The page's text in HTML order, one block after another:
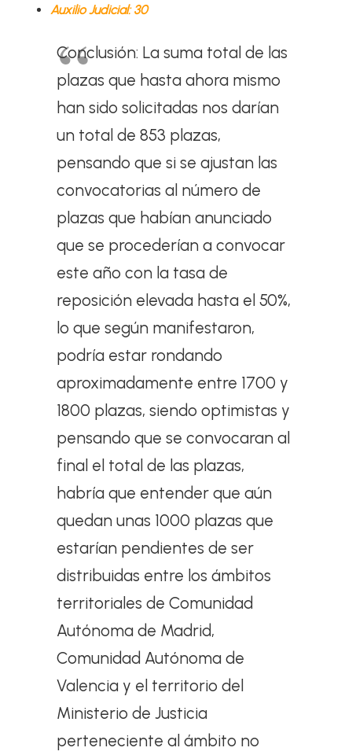
Auxilio Judicial: 30
Conclusión: La suma total de las
plazas que hasta ahora mismo
han sido solicitadas nos darían
un total de 853 plazas,
pensando que si se ajustan las
convocatorias al número de
plazas que habían anunciado
que se procederían a convocar
este año con la tasa de
reposición elevada hasta el 50%,
lo que según manifestaron,
podría estar rondando
aproximadamente entre 1700 y
1800 plazas, siendo optimistas y
pensando que se convocaran al
final el total de las plazas,
habría que entender que aún
quedan unas 1000 plazas que
estarían pendientes de ser
distribuidas entre los ámbitos
territoriales de Comunidad
Autónoma de Madrid,
Comunidad Autónoma de
Valencia y el territorio del
Ministerio de Justicia
perteneciente al ámbito no